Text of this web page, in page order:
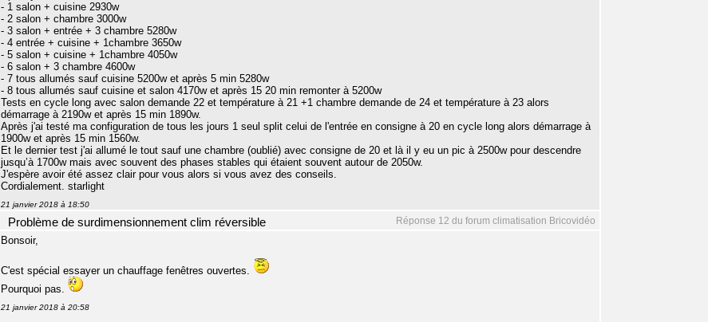
- 1 salon + cuisine 2930w
- 2 salon + chambre 3000w
- 3 salon + entrée + 3 chambre 5280w
- 4 entrée + cuisine + 1chambre 3650w
- 5 salon + cuisine + 1chambre 4050w
- 6 salon + 3 chambre 4600w
- 7 tous allumés sauf cuisine 5200w et après 5 min 5280w
- 8 tous allumés sauf cuisine et salon 4170w et après 15 20 min remonter à 5200w
Tests en cycle long avec salon demande 22 et température à 21 +1 chambre demande de 24 et température à 23 alors
démarrage à 2190w et après 15 min 1890w.
Après j'ai testé ma configuration de tous les jours 1 seul split celui de l'entrée en consigne à 20 en cycle long alors démarrage à
1900w et après 15 min 1560w.
Et le dernier test j'ai allumé le tout sauf une chambre (oublié) avec consigne de 20 et là il y eu un pic à 2500w pour descendre
jusqu’à 1700w mais avec souvent des phases stables qui étaient souvent autour de 2050w.
J'espère avoir été assez clair pour vous alors si vous avez des conseils.
Cordialement. starlight
21 janvier 2018 à 18:50
Réponse 12 du forum climatisation Bricovidéo
Problème de surdimensionnement clim réversible
Bonsoir,
C'est spécial essayer un chauffage fenêtres ouvertes.
Pourquoi pas.
21 janvier 2018 à 20:58